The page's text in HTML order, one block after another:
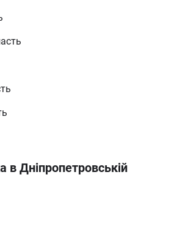
в Дніпропетровській